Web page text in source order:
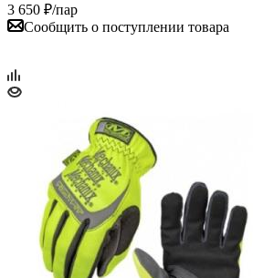
3 650 ₽/пар
Сообщить о поступлении товара